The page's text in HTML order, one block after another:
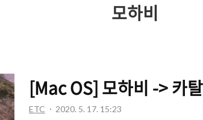
모하비
[Mac OS] 모하비 -> 카
ETC 2020. 5. 17. 15:23